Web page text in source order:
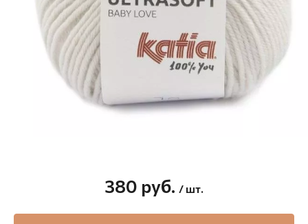
380 руб. / шт.